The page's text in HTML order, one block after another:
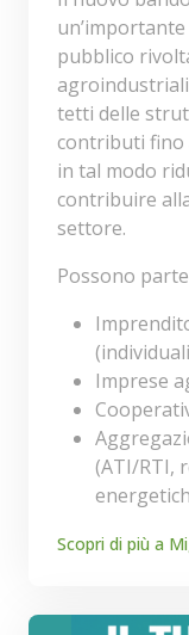
pubblico
tetti delle
contributi fino
in tal modo
contribuire
settore.
Possono
Imprese
(ATI/RTI,
Scopri di più a